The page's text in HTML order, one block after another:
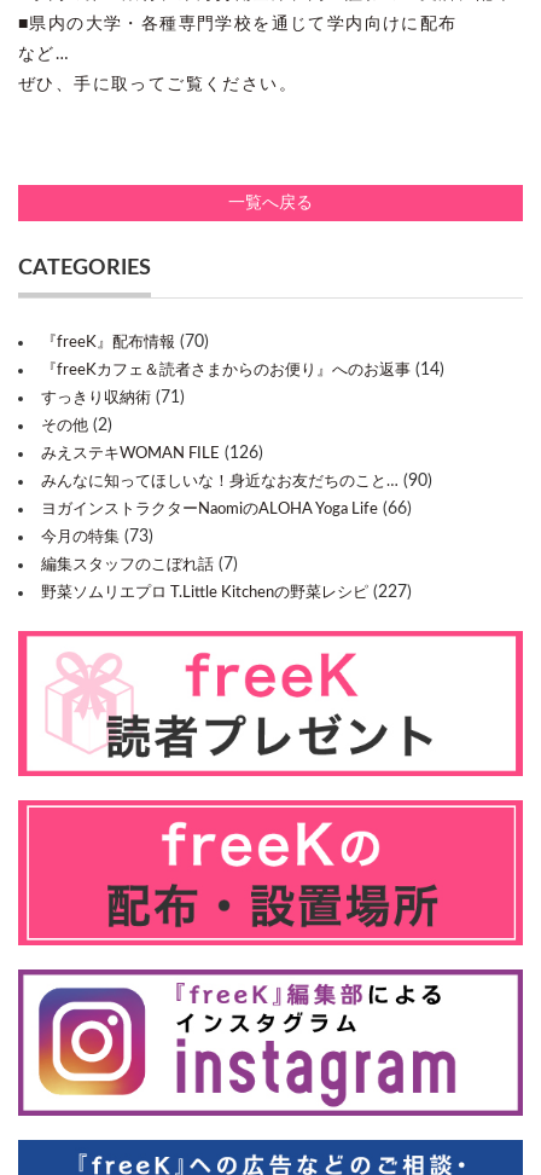
■県内の大学・各種専門学校を通じて学内向けに配布
など…
ぜひ、手に取ってご覧ください。
一覧へ戻る
CATEGORIES
『freeK』配布情報 (70)
『freeKカフェ＆読者さまからのお便り』へのお返事 (14)
すっきり収納術 (71)
その他 (2)
みえステキWOMAN FILE (126)
みんなに知ってほしいな！身近なお友だちのこと… (90)
ヨガインストラクターNaomiのALOHA Yoga Life (66)
今月の特集 (73)
編集スタッフのこぼれ話 (7)
野菜ソムリエプロ T.Little Kitchenの野菜レシピ (227)